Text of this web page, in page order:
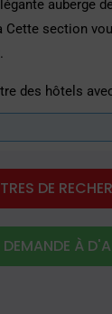
auberge
Cette section
des hôtels
romagnole
une
élégant et
vous
utiliser à tout
DE
DEMANDE À